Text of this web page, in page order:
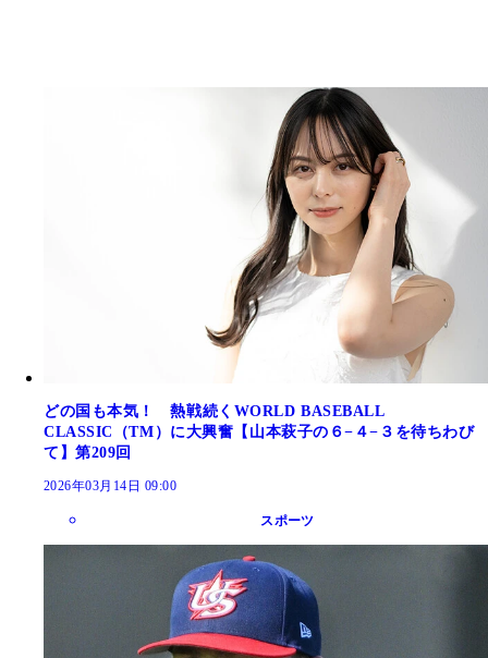
どの国も本気！ 熱戦続くWORLD BASEBALL
CLASSIC（TM）に大興奮【山本萩子の６−４−３を待ちわび
て】第209回
2026年03月14日 09:00
スポーツ